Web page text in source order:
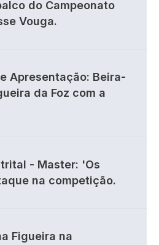
do Campeonato
Vouga.
Apresentação: Beira-
da Foz com a
- Master: 'Os
na competição.
Figueira na